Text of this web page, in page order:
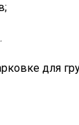
для